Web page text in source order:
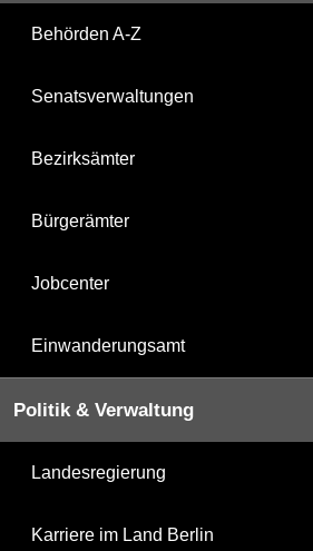
Behörden A-Z
Senatsverwaltungen
Bezirksämter
Bürgerämter
Jobcenter
Einwanderungsamt
Politik & Verwaltung
Landesregierung
Karriere im Land Berlin